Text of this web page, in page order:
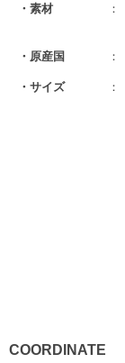
素材
原産国
サイズ
COORDINATE